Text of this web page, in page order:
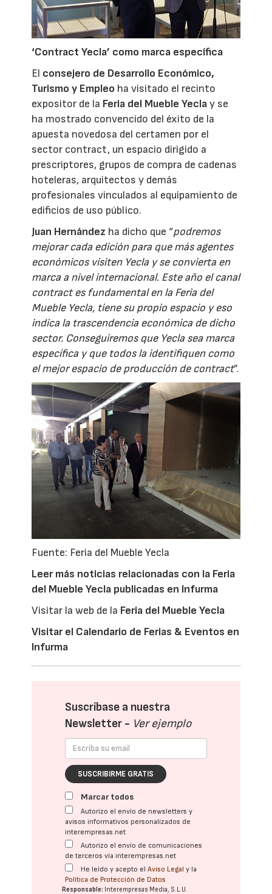
‘Contract Yecla’ como marca específica
El consejero de Desarrollo Económico,
Turismo y Empleo ha visitado el recinto
expositor de la Feria del Mueble Yeclay se
ha mostrado convencido del éxito de la
apuesta novedosa del certamen por el
sector contract, un espacio dirigido a
prescriptores, grupos de compra de cadenas
hoteleras, arquitectos y demás
profesionales vinculados al equipamiento de
edificios de uso público.
Juan Hernández ha dicho que “podremos
mejorar cada edición para que más agentes
económicos visiten Yecla y se convierta en
marca a nivel internacional. Este año el canal
contract es fundamental en la Feria del
Mueble Yecla, tiene su propio espacio y eso
indica la trascendencia económica de dicho
sector. Conseguiremos que Yecla sea marca
específica y que todos la identifiquen como
el mejor espacio de producción de contract”.
Fuente: Feria del Mueble Yecla
Leer más noticias relacionadas con la Feria
del Mueble Yecla publicadas en Infurma
Visitar la web de la Feria del Mueble Yecla
Visitar el Calendario de Ferias & Eventos en
Infurma
Suscríbase a nuestra
Newsletter - Ver ejemplo
SUSCRIBIRME GRATIS
Marcar todos
Autorizo el envío de newsletters y
avisos informativos personalizados de
interempresas.net
Autorizo el envío de comunicaciones
de terceros vía interempresas.net
He leído y acepto elAviso Legal y la
Política de Protección de Datos
Responsable: Interempresas Media, S.L.U.